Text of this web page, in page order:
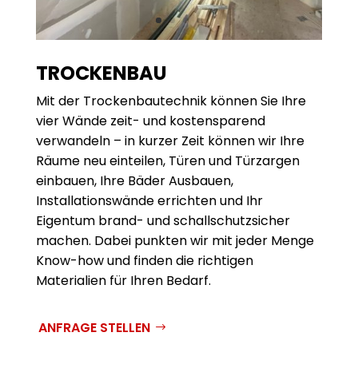
TROCKENBAU
Mit der Trocken­bautechnik können Sie Ihre
vier Wände zeit- und kosten­sparend
verwandeln – in kurzer Zeit können wir Ihre
Räume neu einteilen, Türen und Türzargen
einbauen, Ihre Bäder Ausbauen,
Installationswände errichten und Ihr
Eigentum brand- und schall­schutzsicher
machen. Dabei punkten wir mit jeder Menge
Know-how und finden die richtigen
Materialien für Ihren Bedarf.
ANFRAGE STELLEN